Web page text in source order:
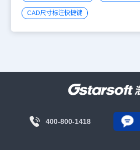
CAD尺寸标注快捷键
400-800-1418